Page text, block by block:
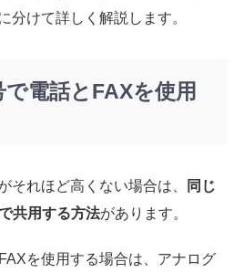
分けて詳しく解説します。
で電話とFAXを使用
それほど高くない場合は、
同じ
共用する方法があります。
を使用する場合は、アナログ